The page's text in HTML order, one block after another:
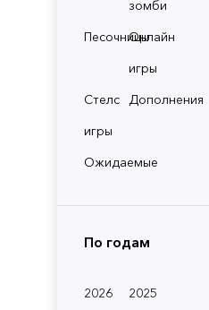
зомби
ПесочницыОнлайн
игры
Стелс
игры
Дополнения
Ожидаемые
По годам
2026
2025